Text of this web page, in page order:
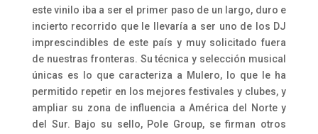
este vinilo iba a ser el primer paso de un largo, duro e
incierto recorrido que le llevaría a ser uno de los DJ
imprescindibles de este país y muy solicitado fuera
de nuestras fronteras. Su técnica y selección musical
únicas es lo que caracteriza a Mulero, lo que le ha
permitido repetir en los mejores festivales y clubes, y
ampliar su zona de influencia a América del Norte y
del Sur. Bajo su sello, Pole Group, se firman otros